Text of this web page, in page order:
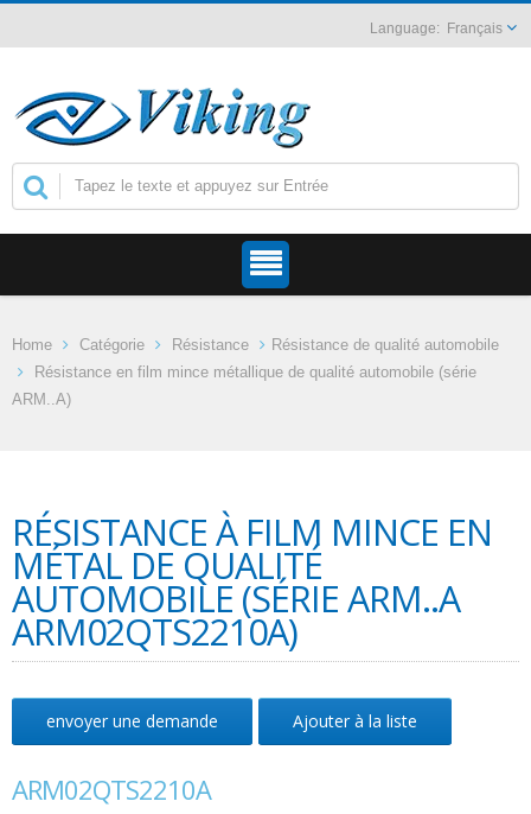
Français
Home Catégorie Résistance
Résistance de qualité automobile
Résistance en film mince métallique de qualité automobile (série
ARM..A)
RÉSISTANCE À FILM MINCE EN
MÉTAL DE QUALITÉ
AUTOMOBILE (SÉRIE ARM..A
ARM02QTS2210A)
envoyer une demande Ajouter à la liste
ARM02QTS2210A